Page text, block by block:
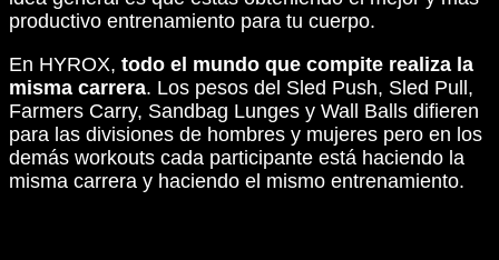
productivo entrenamiento para tu cuerpo.
En HYROX, todo el mundo que compite realiza la
misma carrera. Los pesos del Sled Push, Sled Pull,
Farmers Carry, Sandbag Lunges y Wall Balls difieren
para las divisiones de hombres y mujeres pero en los
demás workouts cada participante está haciendo la
misma carrera y haciendo el mismo entrenamiento.